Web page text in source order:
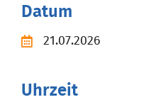
Datum
21.07.2026
Uhrzeit